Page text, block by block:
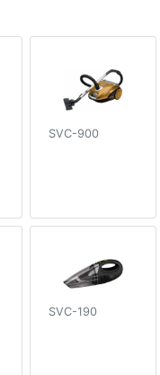
SVC-900
SVC-190